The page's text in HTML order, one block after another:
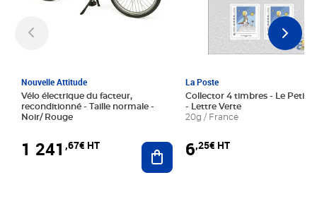
Nouvelle Attitude
Vélo électrique du facteur,
reconditionné - Taille normale -
Noir/ Rouge
1 241 ,67€ HT Ajouter au panier
La Poste
Collector 4 timbres - Le Petit
- Lettre Verte
20g / France
6,25€ HT